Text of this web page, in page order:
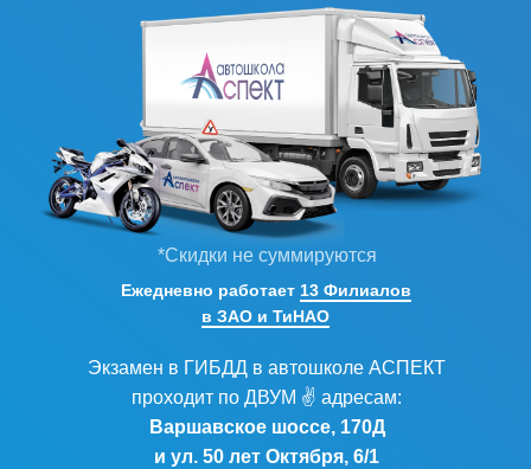
*Скидки не суммируются
Экзамен в ГИБДД в автошколе АСПЕКТ
проходит по ДВУМ ✌ адресам:
Варшавское шоссе, 170Д
и ул. 50 лет Октября, 6/1
Ежедневно работает 13 Филиалов
в ЗАО и ТиНАО